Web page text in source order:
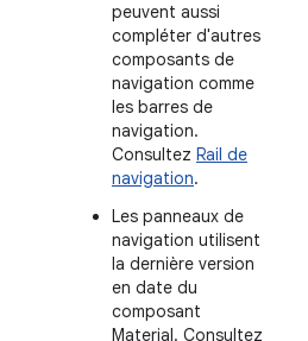
peuvent aussi
compléter d'autres
composants de
navigation comme
les barres de
navigation.
Consultez Rail de
navigation.
Les panneaux de
navigation utilisent
la dernière version
en date du
composant
Material. Consultez